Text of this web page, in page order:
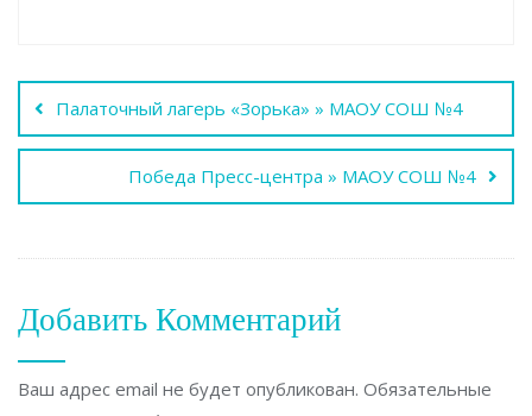
Навигация
по
записям
Палаточный лагерь «Зорька» » МАОУ СОШ №4
Победа Пресс-центра » МАОУ СОШ №4
Добавить Комментарий
Ваш адрес email не будет опубликован. Обязательные